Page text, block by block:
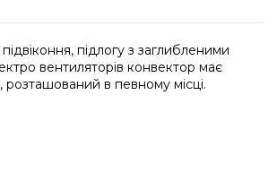
підлогу з заглибленими
вентиляторів конвектор має
в певному місці.